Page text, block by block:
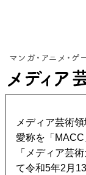
メディア芸術
愛称を「
「メディア芸
て令和5年2月